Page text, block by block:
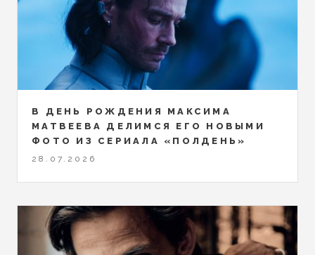
В ДЕНЬ РОЖДЕНИЯ МАКСИМА
МАТВЕЕВА ДЕЛИМСЯ ЕГО НОВЫМИ
ФОТО ИЗ СЕРИАЛА «ПОЛДЕНЬ»
28.07.2026